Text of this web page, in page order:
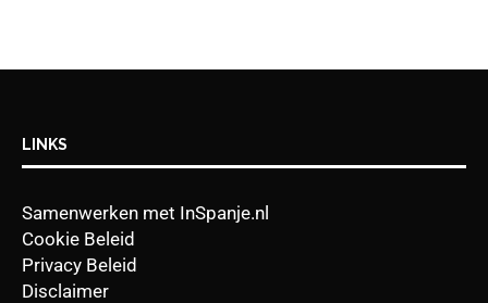
LINKS
Samenwerken met InSpanje.nl
Cookie Beleid
Privacy Beleid
Disclaimer